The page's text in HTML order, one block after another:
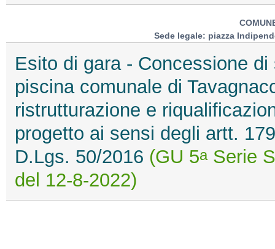
Sede legale: piazza
Esito di gara - Concessione
piscina comunale di
ristrutturazione e
progetto ai sensi degli artt.
D.Lgs. 50/2016 (GU 5aSerie
del 12-8-2022)